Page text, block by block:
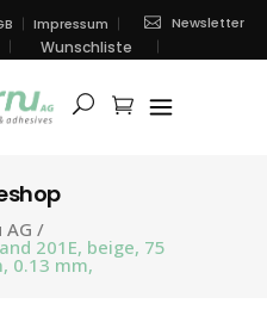
Impressum Newsletter
Wunschliste
AG /
201E, beige, 75
0.13 mm,